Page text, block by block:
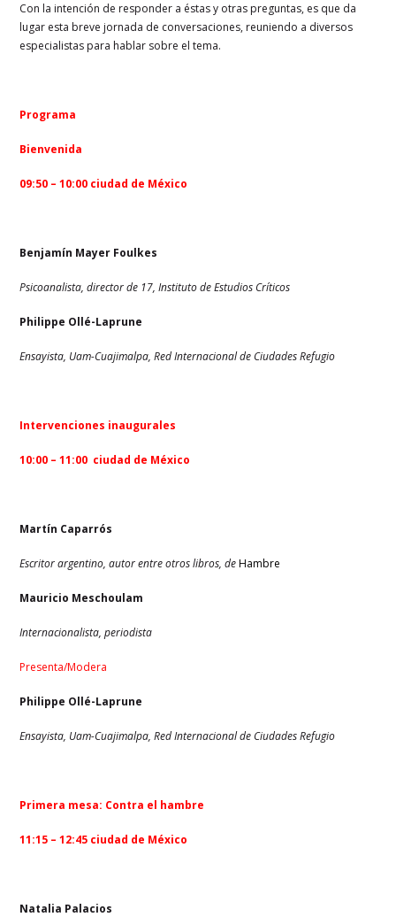
Con la intención de responder a éstas y otras preguntas, es que da
lugar esta breve jornada de conversaciones, reuniendo a diversos
especialistas para hablar sobre el tema.
Programa
Bienvenida
09:50 – 10:00 ciudad de México
Benjamín Mayer Foulkes
Psicoanalista, director de 17, Instituto de Estudios Críticos
Philippe Ollé-Laprune
Ensayista, Uam-Cuajimalpa, Red Internacional de Ciudades Refugio
Intervenciones inaugurales
10:00 – 11:00 ciudad de México
Martín Caparrós
Escritor argentino, autor entre otros libros, deHambre
Mauricio Meschoulam
Internacionalista, periodista
Presenta/Modera
Philippe Ollé-Laprune
Ensayista, Uam-Cuajimalpa, Red Internacional de Ciudades Refugio
Primera mesa: Contra el hambre
11:15 – 12:45 ciudad de México
Natalia Palacios